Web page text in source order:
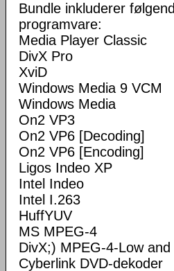
Bundle inkluderer
programvare:
Media Player Classic
DivX Pro
XviD
Windows Media 9 VCM
Windows Media
On2 VP3
On2 VP6 [Decoding]
On2 VP6 [Encoding]
Ligos Indeo XP
Intel Indeo
Intel I.263
HuffYUV
MS MPEG-4
DivX;) MPEG-4-Low
Cyberlink DVD-dekoder